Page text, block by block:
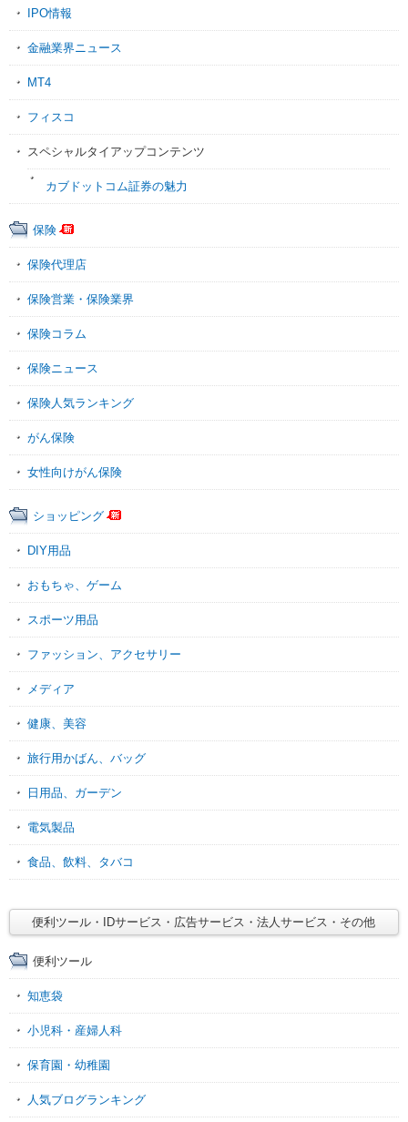
IPO情報
金融業界ニュース
MT4
フィスコ
スペシャルタイアップコンテンツ
カブドットコム証券の魅力
保険
保険代理店
保険営業・保険業界
保険コラム
保険ニュース
保険人気ランキング
がん保険
女性向けがん保険
ショッピング
DIY用品
おもちゃ、ゲーム
スポーツ用品
ファッション、アクセサリー
メディア
健康、美容
旅行用かばん、バッグ
日用品、ガーデン
電気製品
食品、飲料、タバコ
便利ツール・IDサービス・広告サービス・法人サービス・その他
便利ツール
知恵袋
小児科・産婦人科
保育園・幼稚園
人気ブログランキング